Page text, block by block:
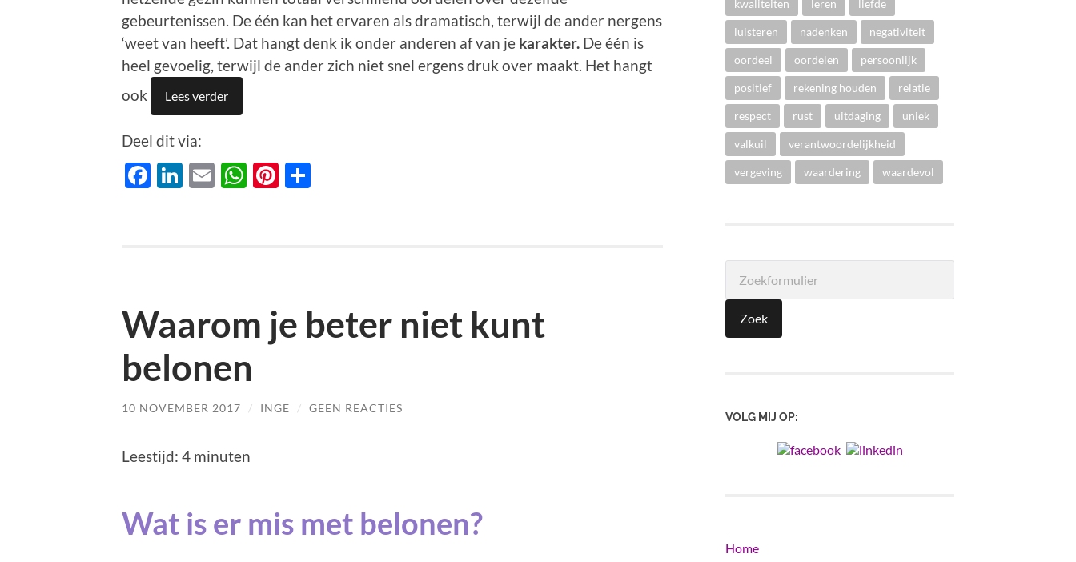
gebeurtenissen. De één kan het ervaren als dramatisch, terwijl de ander nergens
‘weet van heeft’. Dat hangt denk ik onder anderen af van je karakter. De één is
heel gevoelig, terwijl de ander zich niet snel ergens druk over maakt. Het hangt
ook
Lees verder
Deel dit via:
Facebook
LinkedIn
EmailWhatsApp
Pinterest
Waarom je beter niet kunt
belonen
10 NOVEMBER 2017 / INGE / GEEN REACTIES
Leestijd: 4 minuten
Wat is er mis met belonen?
kwaliteiten leren liefde
luisteren nadenken negativiteit
oordeel oordelen persoonlijk
positief rekening houden relatie
respect rust uitdaging uniek
valkuil verantwoordelijkheid
vergeving waardering waardevol
VOLG MIJ OP:
Home